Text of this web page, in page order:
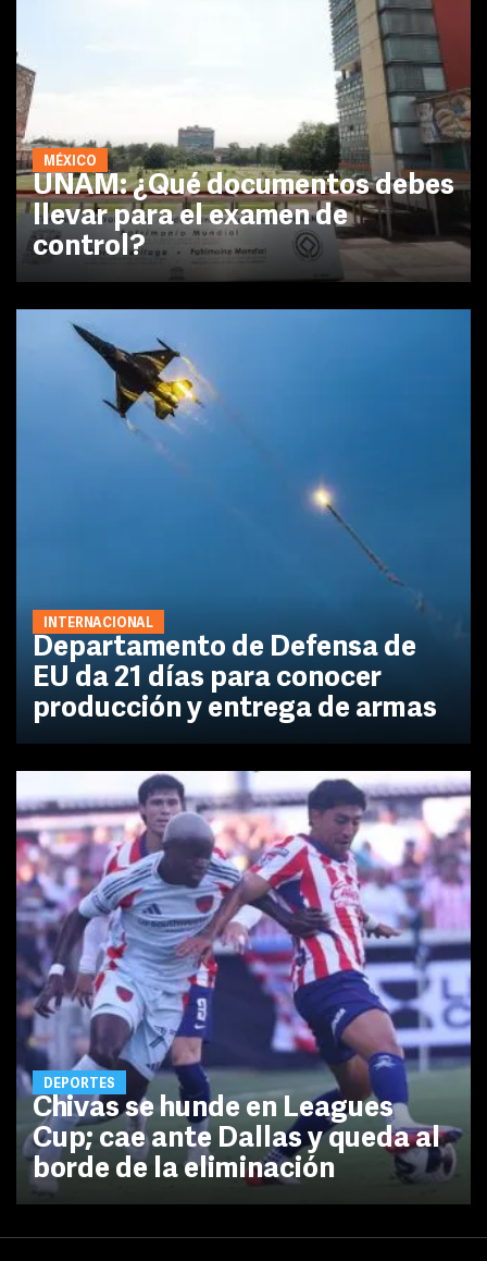
MÉXICO
UNAM: ¿Qué documentos debes
llevar para el examen de
control?
INTERNACIONAL
Departamento de Defensa de
EU da 21 días para conocer
producción y entrega de armas
DEPORTES
Chivas se hunde en Leagues
Cup; cae ante Dallas y queda al
borde de la eliminación